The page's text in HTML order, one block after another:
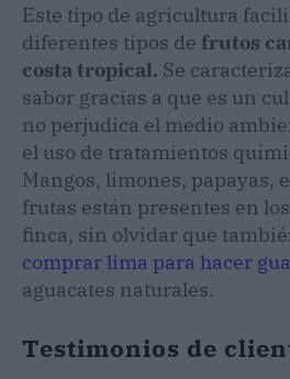
Este tipo de agricultura
diferentes tipos de frutos
costa tropical. Se
sabor gracias a que es un
no perjudica el medio
el uso de tratamientos
Mangos, limones, papayas,
frutas están presentes en
finca, sin olvidar que
comprar lima para hacer
aguacates naturales.
Testimonios de